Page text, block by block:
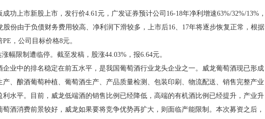
上市新股上市，发行价4.61元，广发证券预计公司16-18年净利增速63%/32%/13%，
股份由于负债财务费用较高、净利润下滑较多，上市后16、17年将逐步恢复正常，根据
，公司目标价格8元。
幅限制遭临停。截至发稿，股涨44.03%，报6.64元。
企业中的排名稳定在前五水平，是我国葡萄酒行业龙头企业之一。威龙葡萄酒现已形成
、酿酒葡萄种植、葡萄酒生产、产品质量检测、包装印刷、物流配送、销售完整产业
水平。目前，威龙低端酒的销售比例已经降低，高端的有机酒比例已经提升，产业升
酒消费前景较好，威龙如果要将竞争优势再扩大，则面临产能限制。本次募资之后，